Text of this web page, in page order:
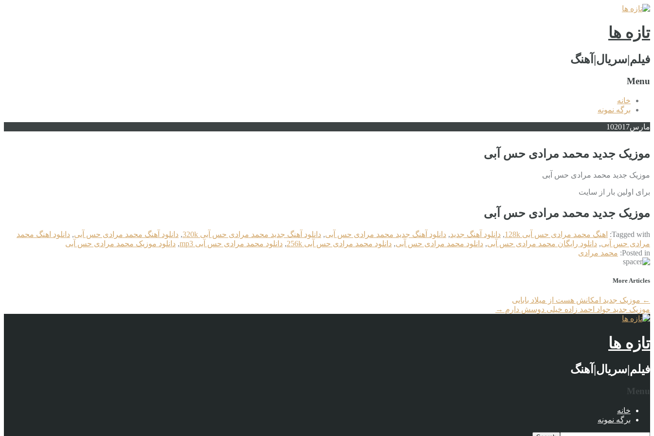
تازه ها
فیلم|سریال|آهنگ
Menu
خانه
برگه نمونه
مارس 102017
موزیک جدید محمد مرادی حس آبی
موزیک جدید محمد مرادی حس آبی
برای اولین بار از سایت
موزیک جدید محمد مرادی حس آبی
Tagged with: اهنگ محمد مرادی حس آبی 128k , دانلود آهنگ جدید, دانلود آهنگ جدید محمد مرادی حس آبی, دانلود آهنگ جدید محمد مرادی حس آبی 320k , دانلود آهنگ محمد مرادی حس آبی, دانلود اهنگ محمد
مرادی حس آبی, دانلود رایگان محمد مرادی حس آبی, دانلود محمد مرادی حس آبی, دانلود محمد مرادی حس آبی 256k , دانلود محمد مرادی حس آبی mp3 , دانلود موزیک محمد مرادی حس آبی
Posted in: محمد مرادی
More Articles
← موزیک جدید امکانش هست از میلاد بابایی
موزیک جدید جواد احمد زاده خیلی دوسش دارم →
تازه ها
فیلم|سریال|آهنگ
Menu
خانه
برگه نمونه